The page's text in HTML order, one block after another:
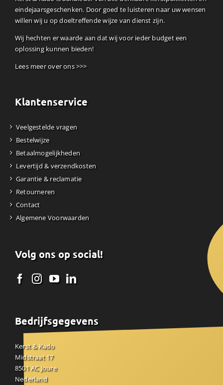
eindejaarsgeschenken. Door goed te luisteren naar uw wensen
willen wij u op doeltreffende wijze van dienst zijn.
Wij hechten er waarde aan dat wij voor ieder budget een
oplossing kunnen bieden!
Lees meer over ons >>>
Klantenservice
Veelgestelde vragen
Bestelwijze
Betaalmogelijkheden
Levertijd & verzendkosten
Garantie & reclamatie
Retourneren
Contact
Algemene Voorwaarden
Volg ons op social!
Bedrijfsgegevens
Kerst & Kado
Midstraat 17
8501 AC Joure
Nederland